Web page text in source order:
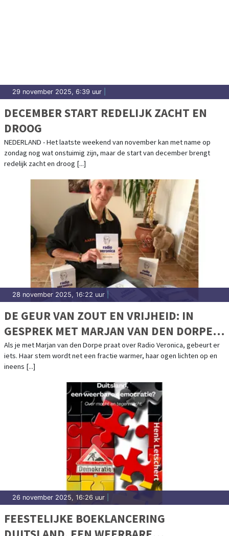
29 november 2025, 6:39 uur
DECEMBER START REDELIJK ZACHT EN
DROOG
NEDERLAND - Het laatste weekend van november kan met name op
zondag nog wat onstuimig zijn, maar de start van december brengt
redelijk zacht en droog [...]
28 november 2025, 16:22 uur
DE GEUR VAN ZOUT EN VRIJHEID: IN
GESPREK MET MARJAN VAN DEN DORPE
OVER RADIO VERONICA, ANKER VAN MIJN
JEUGD
Als je met Marjan van den Dorpe praat over Radio Veronica, gebeurt er
iets. Haar stem wordt net een fractie warmer, haar ogen lichten op en
ineens [...]
26 november 2025, 16:26 uur
FEESTELIJKE BOEKLANCERING